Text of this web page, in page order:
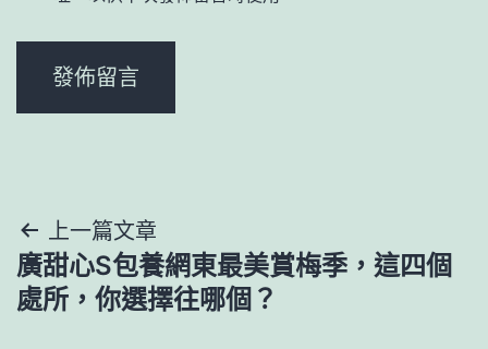
文
章
上一篇文章
廣甜心S包養網東最美賞梅季，這四個
處所，你選擇往哪個？